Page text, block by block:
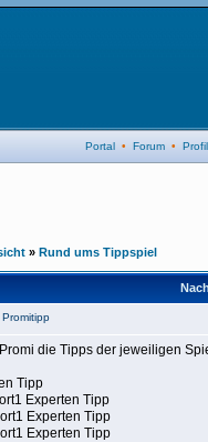
Portal • Forum • Profil
» Rund ums Tippspiel
die Tipps der jeweiligen
Tipp
Experten Tipp
Experten Tipp
Experten Tipp